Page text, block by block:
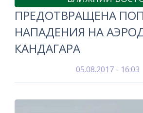
ПРЕДОТВРАЩЕНА
НАПАДЕНИЯ НА
КАНДАГАРА
05.08.2017 - 16:03